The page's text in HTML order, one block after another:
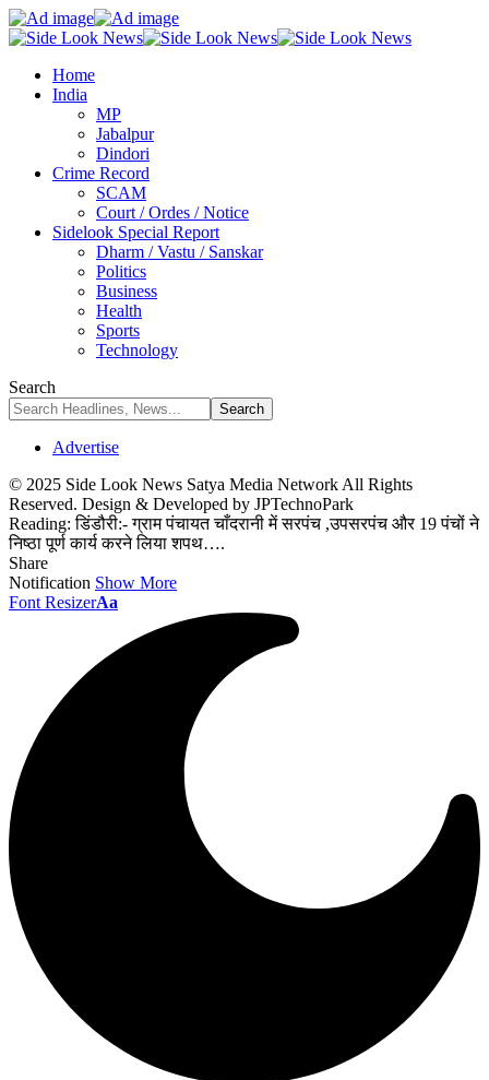
Home
India
MP
Jabalpur
Dindori
Crime Record
SCAM
Court / Ordes / Notice
Sidelook Special Report
Dharm / Vastu / Sanskar
Politics
Business
Health
Sports
Technology
Search
Advertise
© 2025 Side Look News Satya Media Network All Rights
Reserved. Design & Developed by JPTechnoPark
Reading: डिंडौरी:- ग्राम पंचायत चाँदरानी में सरपंच ,उपसरपंच और 19 पंचों ने
निष्ठा पूर्ण कार्य करने लिया शपथ….
Share
Notification Show More
Font ResizerAa